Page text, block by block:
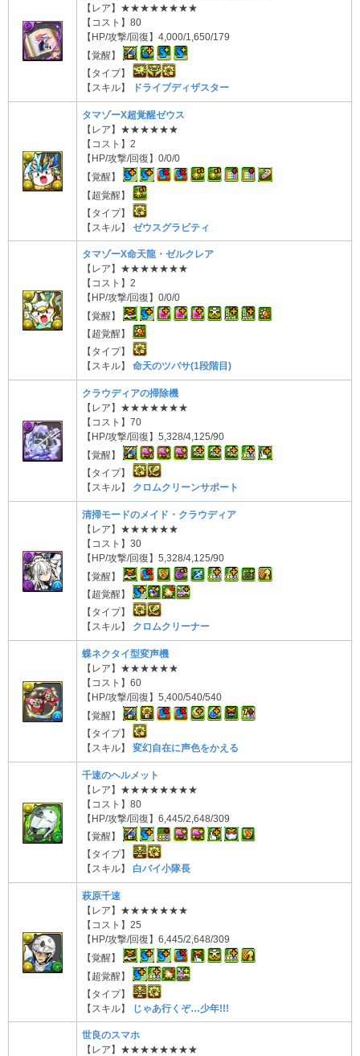
【レア】★★★★★★★★
【コスト】80
【HP/攻撃/回復】4,000/1,650/179
【覚醒】
【タイプ】
【スキル】
ドライブディザスター
タマゾーX超覚醒ゼウス
【レア】★★★★★★
【コスト】2
【HP/攻撃/回復】0/0/0
【覚醒】
【超覚醒】
【タイプ】
【スキル】 ゼウスグラビティ
タマゾーX命天龍・ゼルクレア
【レア】★★★★★★★
【コスト】2
【HP/攻撃/回復】0/0/0
【覚醒】
【超覚醒】
【タイプ】
【スキル】 命天のツバサ(1段階目)
クラウディアの掃除機
【レア】★★★★★★★
【コスト】70
【HP/攻撃/回復】5,328/4,125/90
【覚醒】
【タイプ】
【スキル】 クロムクリーンサポート
清掃モードのメイド・クラウディア
【レア】★★★★★★
【コスト】30
【HP/攻撃/回復】5,328/4,125/90
【覚醒】
【超覚醒】
【タイプ】
【スキル】 クロムクリーナー
蝶ネクタイ型変声機
【レア】★★★★★★
【コスト】60
【HP/攻撃/回復】5,400/540/540
【覚醒】
【タイプ】
【スキル】 変幻自在に声色をかえる
千速のヘルメット
【レア】★★★★★★★★
【コスト】80
【HP/攻撃/回復】6,445/2,648/309
【覚醒】
【タイプ】
【スキル】 白バイ小隊長
萩原千速
【レア】★★★★★★★
【コスト】25
【HP/攻撃/回復】6,445/2,648/309
【覚醒】
【超覚醒】
【タイプ】
【スキル】
じゃあ行くぞ…少年!!!
世良のスマホ
【レア】★★★★★★★★